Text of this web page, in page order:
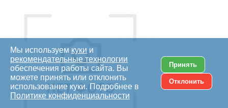
Мы используем куки и
рекомендательные технологии
обеспечения работы сайта. Вы
можете принять или отклонить
использование куки. Подробнее в
Политике конфиденциальности
Принять
Отклонить